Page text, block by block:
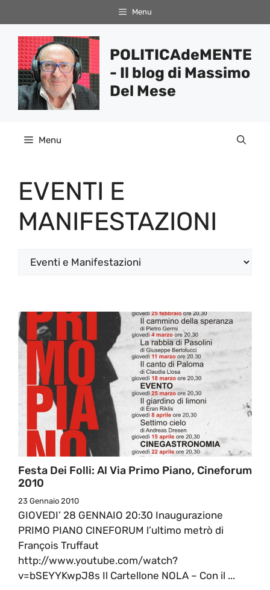
al
contenuto
Menu
POLITICAdeMENTE
- Il blog di Massimo
Del Mese
Menu
EVENTI E
MANIFESTAZIONI
Categorie
Festa Dei Folli: Al Via Primo Piano, Cineforum
2010
23 Gennaio 2010
GIOVEDI’ 28 GENNAIO 20:30 Inaugurazione
PRIMO PIANO CINEFORUM l’ultimo metrò di
François Truffaut
http://www.youtube.com/watch?
v=bSEYYKwpJ8s Il Cartellone NOLA – Con il ...